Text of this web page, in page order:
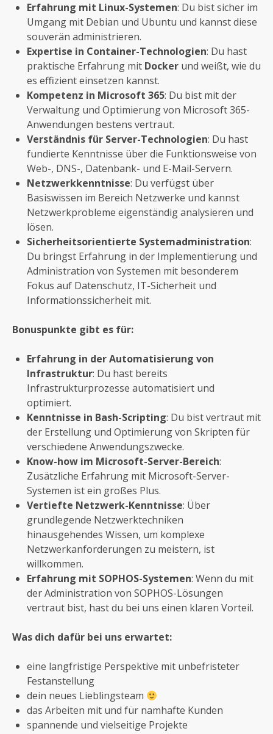
Erfahrung mit Linux-Systemen: Du bist sicher im
Umgang mit Debian und Ubuntu und kannst diese
souverän administrieren.
Expertise in Container-Technologien: Du hast
praktische Erfahrung mit Docker und weißt, wie du
es effizient einsetzen kannst.
Kompetenz in Microsoft 365: Du bist mit der
Verwaltung und Optimierung von Microsoft 365-
Anwendungen bestens vertraut.
Verständnis für Server-Technologien: Du hast
fundierte Kenntnisse über die Funktionsweise von
Web-, DNS-, Datenbank- und E-Mail-Servern.
Netzwerkkenntnisse: Du verfügst über
Basiswissen im Bereich Netzwerke und kannst
Netzwerkprobleme eigenständig analysieren und
lösen.
Sicherheitsorientierte Systemadministration:
Du bringst Erfahrung in der Implementierung und
Administration von Systemen mit besonderem
Fokus auf Datenschutz, IT-Sicherheit und
Informationssicherheit mit.
Bonuspunkte gibt es für:
Erfahrung in der Automatisierung von
Infrastruktur: Du hast bereits
Infrastrukturprozesse automatisiert und
optimiert.
Kenntnisse in Bash-Scripting: Du bist vertraut mit
der Erstellung und Optimierung von Skripten für
verschiedene Anwendungszwecke.
Know-how im Microsoft-Server-Bereich:
Zusätzliche Erfahrung mit Microsoft-Server-
Systemen ist ein großes Plus.
Vertiefte Netzwerk-Kenntnisse: Über
grundlegende Netzwerktechniken
hinausgehendes Wissen, um komplexe
Netzwerkanforderungen zu meistern, ist
willkommen.
Erfahrung mit SOPHOS-Systemen: Wenn du mit
der Administration von SOPHOS-Lösungen
vertraut bist, hast du bei uns einen klaren Vorteil.
Was dich dafür bei uns erwartet:
eine langfristige Perspektive mit unbefristeter
Festanstellung
dein neues Lieblingsteam
das Arbeiten mit und für namhafte Kunden
spannende und vielseitige Projekte